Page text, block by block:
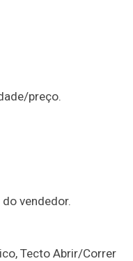
preço.
vendedor.
Tecto Abrir/Correr